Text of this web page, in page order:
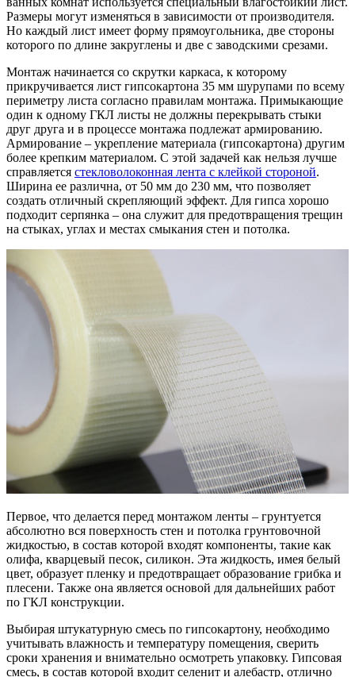
Размеры могут изменяться в зависимости от производителя.
Но каждый лист имеет форму прямоугольника, две стороны
которого по длине закруглены и две с заводскими срезами.
Монтаж начинается со скрутки каркаса, к которому
прикручивается лист гипсокартона 35 мм шурупами по всему
периметру листа согласно правилам монтажа. Примыкающие
один к одному ГКЛ листы не должны перекрывать стыки
друг друга и в процессе монтажа подлежат армированию.
Армирование – укрепление материала (гипсокартона) другим
более крепким материалом. С этой задачей как нельзя лучше
справляется стекловолоконная лента с клейкой стороной.
Ширина ее различна, от 50 мм до 230 мм, что позволяет
создать отличный скрепляющий эффект. Для гипса хорошо
подходит серпянка – она служит для предотвращения трещин
на стыках, углах и местах смыкания стен и потолка.
Первое, что делается перед монтажом ленты – грунтуется
абсолютно вся поверхность стен и потолка грунтовочной
жидкостью, в состав которой входят компоненты, такие как
олифа, кварцевый песок, силикон. Эта жидкость, имея белый
цвет, образует пленку и предотвращает образование грибка и
плесени. Также она является основой для дальнейших работ
по ГКЛ конструкции.
Выбирая штукатурную смесь по гипсокартону, необходимо
учитывать влажность и температуру помещения, сверить
сроки хранения и внимательно осмотреть упаковку. Гипсовая
смесь, в состав которой входит селенит и алебастр, отлично